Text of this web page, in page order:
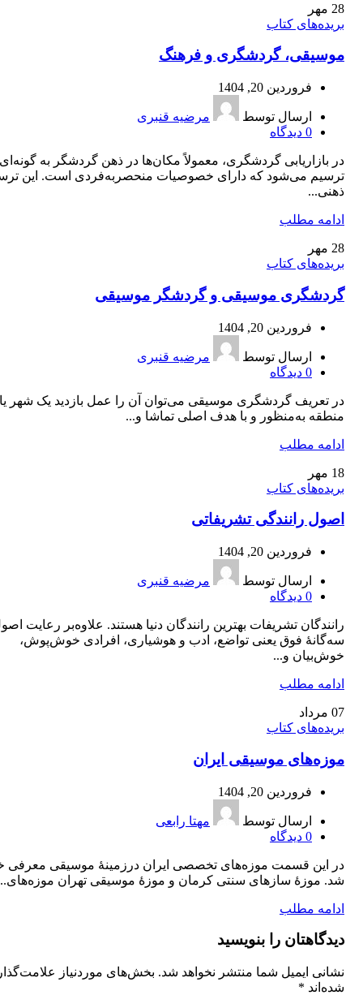
28 مهر
بریده‌های کتاب
موسیقی، گردشگری و فرهنگ
فروردین 20, 1404
ارسال توسط
مرضیه قنبری
0 دیدگاه
در بازاریابی گردشگری، معمولاً مکان‌ها در ذهن گردشگر به گونه‌ای
ترسیم می‌شود که دارای خصوصیات منحصربه‌فردی است. این
ذهنی...
ادامه مطلب
28 مهر
بریده‌های کتاب
گردشگری موسيقی و گردشگر موسيقی
فروردین 20, 1404
ارسال توسط
مرضیه قنبری
0 دیدگاه
در تعریف گردشگری موسیقی می‌توان آن را عمل بازدید یک شهر یا
منطقه به‌منظور و با هدف اصلی تماشا و...
ادامه مطلب
18 مهر
بریده‌های کتاب
اصول رانندگی تشريفاتی
فروردین 20, 1404
ارسال توسط
مرضیه قنبری
0 دیدگاه
رانندگان تشريفات بهترين رانندگان دنيا هستند. علاوه‌بر رعايت
سه‌گانۀ فوق يعنی تواضع، ادب و هوشياری، افرادی خوش‌پوش،
خوش‌بيان و...
ادامه مطلب
07 مرداد
بریده‌های کتاب
موزه‌های موسیقی ایران
فروردین 20, 1404
ارسال توسط
مهتا رابعی
0 دیدگاه
در این قسمت موزه‌های تخصصی ایران درزمینۀ موسیقی معرفی
شد. موزۀ سازهای سنتی کرمان و موزۀ موسیقی تهران
ادامه مطلب
دیدگاهتان را بنویسید
نشانی ایمیل شما منتشر نخواهد شد. بخش‌های موردنیاز
شده‌اند *